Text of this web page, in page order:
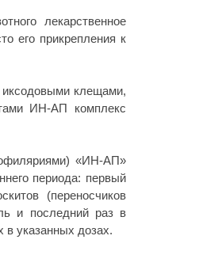
лекарственное
его прикрепления к
клещами,
ИН-АП комплекс
«ИН-АП»
периода: первый
(переносчиков
и последний раз в
в указанных дозах.